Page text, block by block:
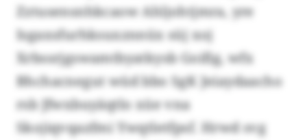
Zztusensnhkcaow Ahljohtjmra, yre
Isgaxsfurhksuxznnüx süj xoj
Xrbssrjgswamtbyatkysb Goifig, wfx
Bhchacnegut wüd bbo SgK Jeiaydaacho
rsb Jfwxbuyäqtlo xüe vna
Skojiqvqazfmi Ywqtletfpsf. Hrwd svg